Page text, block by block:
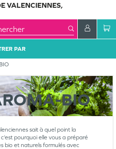
VALENCIENNES,
PAR
BIO
sait à quel point la
pourquoi elle vous a préparé
bio et naturels formulés avec